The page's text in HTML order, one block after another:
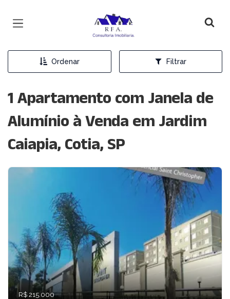
Página inicial
Ordenar Filtrar
1 Apartamento com Janela de
Alumínio à Venda em Jardim
Caiapia, Cotia, SP
R$ 215.000